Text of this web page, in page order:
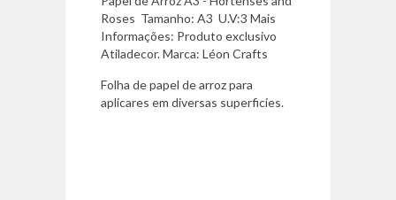
Roses Tamanho: A3 U.V:3 Mais
Informações: Produto exclusivo
Atiladecor. Marca: Léon Crafts
Folha de papel de arroz para
aplicares em diversas superficies.